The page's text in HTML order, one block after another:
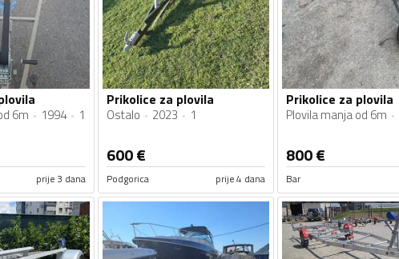
6m 1994 1
prije 3 dana
Prikolice za plovila
Ostalo 2023 1
600€
Podgorica prije 4 dana
Prikolice za plovila
Plovila manja od 6m
800€
Bar